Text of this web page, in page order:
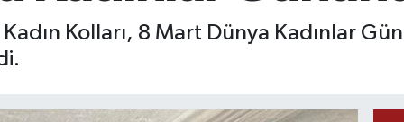
Kolları, 8 Mart Dünya Kadınlar